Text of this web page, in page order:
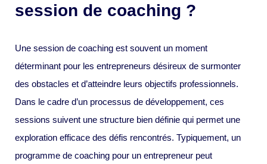
session de coaching ?
Une session de coaching est souvent un moment
déterminant pour les entrepreneurs désireux de surmonter
des obstacles et d’atteindre leurs objectifs professionnels.
Dans le cadre d’un processus de développement, ces
sessions suivent une structure bien définie qui permet une
exploration efficace des défis rencontrés. Typiquement, un
programme de coaching pour un entrepreneur peut